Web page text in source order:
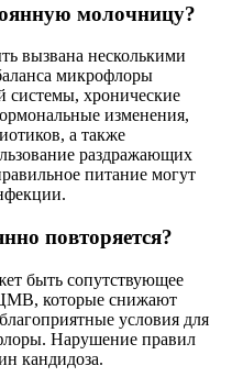
молочницу?
вызвана несколькими
микрофлоры
системы, хронические
изменения,
а также
раздражающих
питание могут
повторяется?
быть сопутствующее
которые снижают
условия для
Нарушение правил
кандидоза.